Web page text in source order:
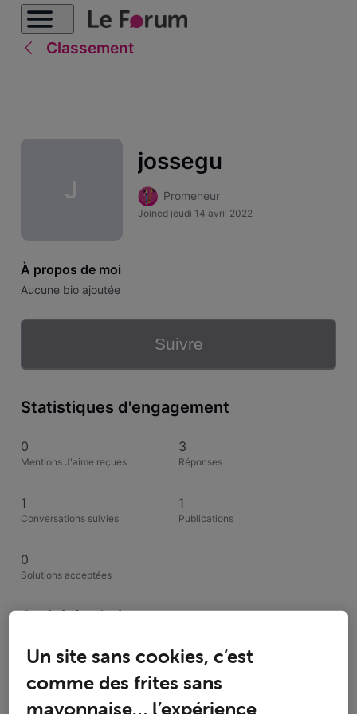
Classement
J
jossegu
Promeneur
Joined jeudi 14 avril 2022
À propos de moi
Aucune bio ajoutée
Suivre
Statistiques d'engagement
0
Mentions J'aime reçues
3
Réponses
1
Conversations suivies
1
Publications
0
Solutions acceptées
Activités de jossegu
Toutesles activités
Selected
Un site sans cookies, c’est
comme des frites sans
mayonnaise… l’expérience